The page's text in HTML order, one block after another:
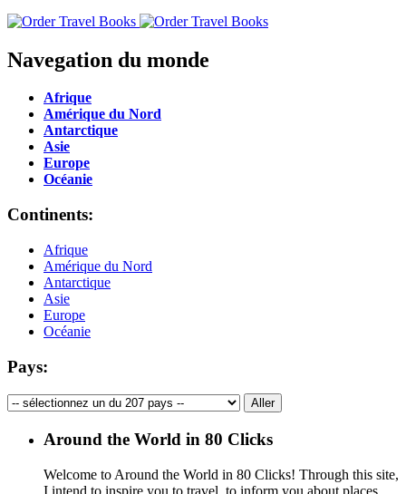
Navegation du monde
Afrique
Amérique du Nord
Antarctique
Asie
Europe
Océanie
Continents:
Afrique
Amérique du Nord
Antarctique
Asie
Europe
Océanie
Pays:
Around the World in 80 Clicks
Welcome to Around the World in 80 Clicks! Through this site,
I intend to inspire you to travel, to inform you about places